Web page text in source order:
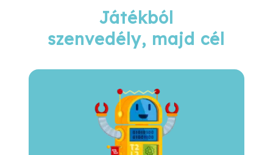
Játékból
szenvedély, majd cél